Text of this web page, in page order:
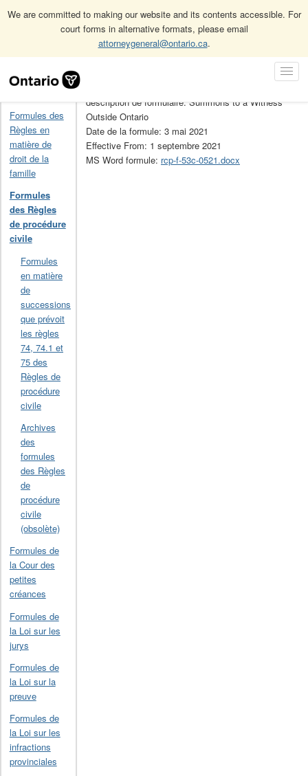
We are committed to making our website and its contents accessible. For
court forms in alternative formats, please email
attorneygeneral@ontario.ca.
Navigation
Accueil Formules des Règles de procédure civile 53C
Formules des
Règles en
matière de
droit de la
famille
Formules
des Règles
de procédure
civile
Formules
en matière
de
successions
que prévoit
les règles
74, 74.1 et
75 des
Règles de
procédure
civile
Archives
des
formules
des Règles
de
procédure
civile
(obsolète)
Formules de
la Cour des
petites
créances
Formules de
la Loi sur les
jurys
Formules de
la Loi sur la
preuve
Formules de
la Loi sur les
infractions
provinciales
description de formulaire: Summons to a Witness
Outside Ontario
Date de la formule: 3 mai 2021
Effective From: 1 septembre 2021
MS Word formule: rcp-f-53c-0521.docx